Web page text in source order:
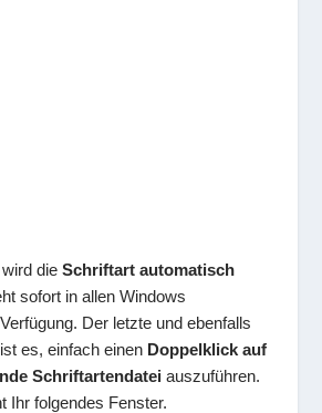
wird dieSchriftart automatisch
sofort in allen Windows
Der letzte und ebenfalls
es, einfach einen Doppelklick auf
Schriftartendatei auszuführen.
Ihr folgendes Fenster.